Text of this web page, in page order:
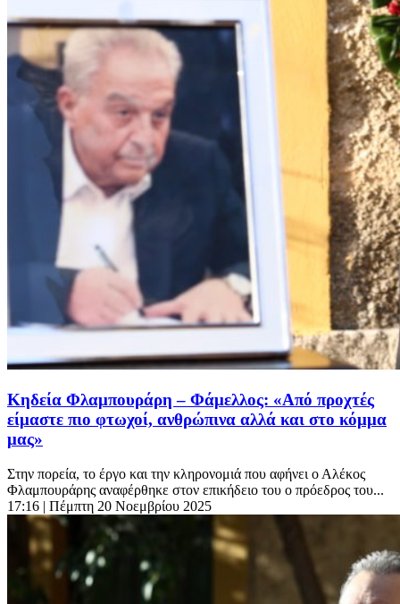
Κηδεία Φλαμπουράρη – Φάμελλος: «Από προχτές
είμαστε πιο φτωχοί, ανθρώπινα αλλά και στο κόμμα
μας»
Στην πορεία, το έργο και την κληρονομιά που αφήνει ο Αλέκος
Φλαμπουράρης αναφέρθηκε στον επικήδειο του ο πρόεδρος του...
17:16 | Πέμπτη 20 Νοεμβρίου 2025